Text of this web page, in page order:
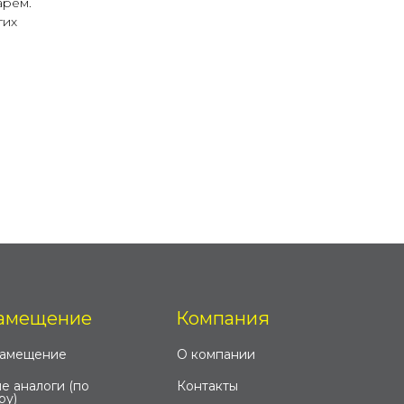
аналоги (по Контакты
О компании
Компания